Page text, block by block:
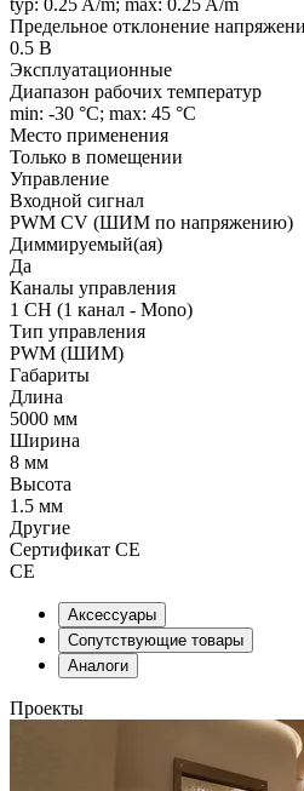
Предельное отклонение
0.5 В
Эксплуатационные
Диапазон рабочих температур
min: -30 °C; max: 45 °C
Место применения
Только в помещении
Управление
Входной сигнал
PWM СV (ШИМ по напряжению)
Диммируемый(ая)
Да
Каналы управления
1 CH (1 канал - Mono)
Тип управления
PWM (ШИМ)
Габариты
Длина
5000 мм
Ширина
8 мм
Высота
1.5 мм
Другие
Сертификат CE
CE
Аксессуары
Сопутствующие товары
Аналоги
Проекты